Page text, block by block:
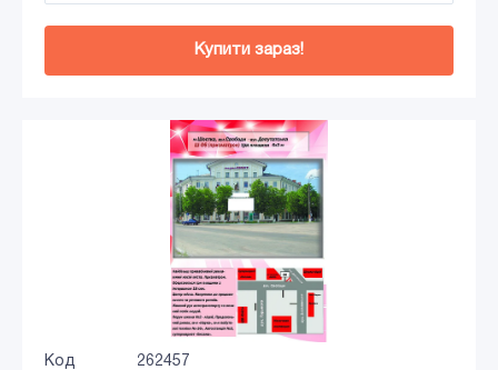
Купити зараз!
Код
262457